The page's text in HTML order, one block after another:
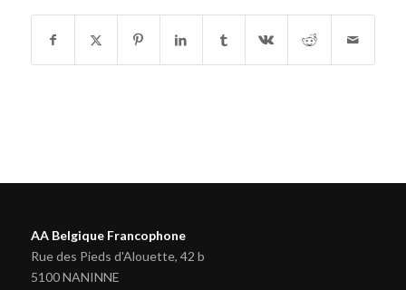
AA Belgique Francophone
Rue des Pieds d'Alouette, 42 b
5100 NANINNE